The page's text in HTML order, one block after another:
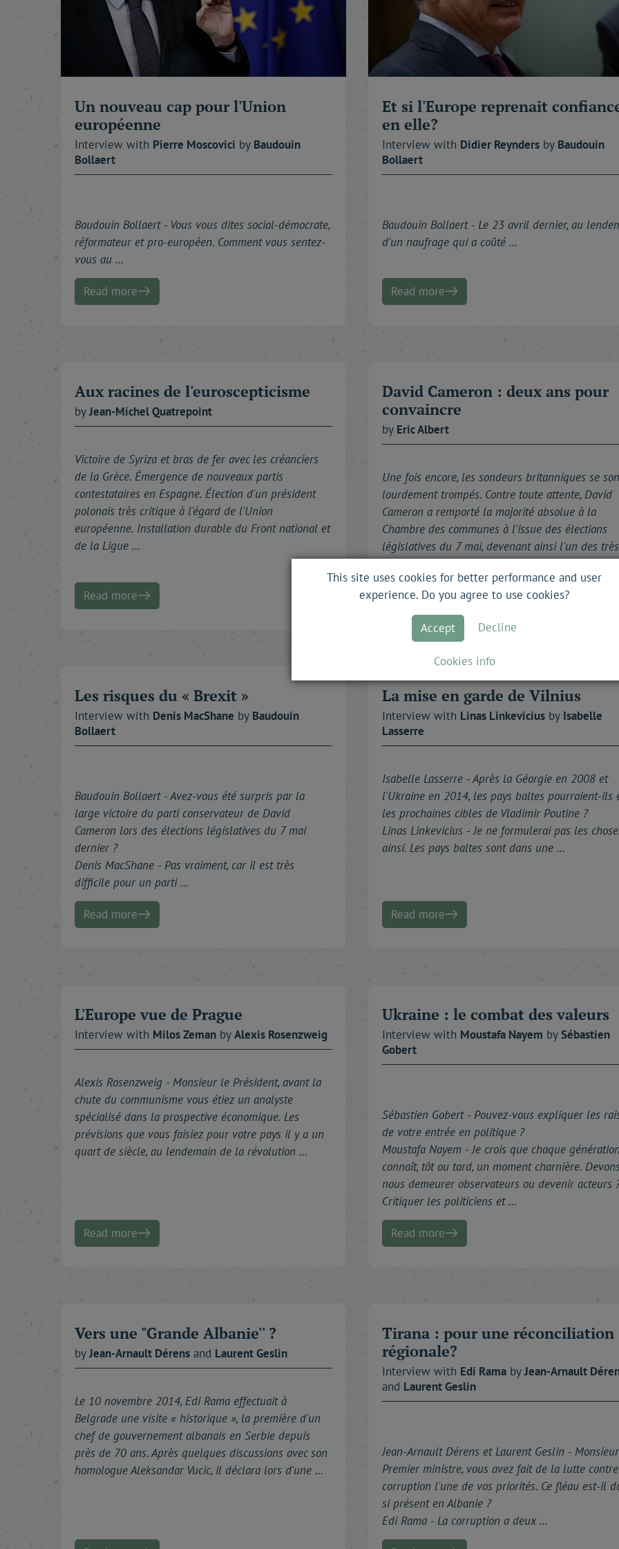
Mon ami Alexandre de Marenches me disait souvent : « Ceux qui n'ont pas de courage ne savent pas ce qu'ils
perdent. » Désormais, on le sait.
À toutes et à tous : bonne lecture.
Un nouveau cap pour l'Union
européenne
Interview with Pierre Moscovici by Baudouin
Bollaert
Baudouin Bollaert - Vous vous dites social-démocrate,
réformateur et pro-européen. Comment vous sentez-
vous au …
Read more
Et si l'Europe reprenait
en elle?
Interview with Didier Reynders by Baudouin
Bollaert
Baudouin Bollaert - Le 23 avril dernier, au
d'un naufrage qui a coûté …
Read more
Aux racines de l'euroscepticisme
byJean-MichelQuatrepoint
Victoire de Syriza et bras de fer avec les créanciers
de la Grèce. Émergence de nouveaux partis
contestataires en Espagne. Élection d'un président
polonais très critique à l'égard de l'Union
européenne. Installation durable du Front national et
de la Ligue …
Read more
David Cameron : deux ans pour
convaincre
by EricAlbert
Une fois encore, les sondeurs britanniques se
lourdement trompés. Contre toute attente, David
Cameron a remporté la majorité absolue à la
Chambre des communes à l'issue des élections
législatives du 7 mai, devenant ainsi l'un des très
rares premiers …
Read more
Les risques du « Brexit »
Interview with Denis MacShane by Baudouin
Bollaert
Baudouin Bollaert - Avez-vous été surpris par la
large victoire du parti conservateur de David
Cameron lors des élections législatives du 7 mai
dernier ?
Denis MacShane - Pas vraiment, car il est très
difficile pour un parti …
Read more
La mise en garde de Vilnius
Interview with Linas Linkevicius by Isabelle
Lasserre
Isabelle Lasserre -Après la Géorgie en 2008 et
l'Ukraine en 2014, les pays baltes pourraient-ils
les prochaines cibles de Vladimir Poutine ?
Linas Linkevicius - Je ne formulerai pas les
ainsi. Les pays baltes sont dans une …
Read more
L'Europe vue de Prague
Interview with MilosZeman byAlexis Rosenzweig
Alexis Rosenzweig - Monsieur le Président, avant la
chute du communisme vous étiez un analyste
spécialisé dans la prospective économique. Les
prévisions que vous faisiez pour votre pays il y a un
quart de siècle, au lendemain de la révolution …
Read more
Ukraine : le combat des valeurs
Interview with Moustafa Nayem bySébastien
Gobert
Sébastien Gobert - Pouvez-vous expliquer les
de votre entrée en politique ?
Moustafa Nayem - Je crois que chaque
connaît, tôt ou tard, un moment charnière.
nous demeurer observateurs ou devenir acteurs
Critiquer les politiciens et …
Read more
Vers une "Grande Albanie'' ?
byJean-Arnault Dérens and LaurentGeslin
Le 10 novembre 2014, Edi Rama effectuait à
Belgrade une visite « historique », la première d'un
chef de gouvernement albanais en Serbie depuis
près de 70 ans. Après quelques discussions avec son
homologue Aleksandar Vucic, il déclara lors d'une …
Tirana : pour une réconciliation
régionale?
Interview with Edi Rama byJean-Arnault
and LaurentGeslin
Jean-Arnault Dérens et Laurent Geslin -
Premier ministre, vous avez fait de la lutte
corruption l'une de vos priorités. Ce fléau est-il
si présent en Albanie ?
Edi Rama - La corruption a deux …
This site uses cookies for better performance and user
experience. Do you agree to use cookies?
Accept Decline
Cookies info